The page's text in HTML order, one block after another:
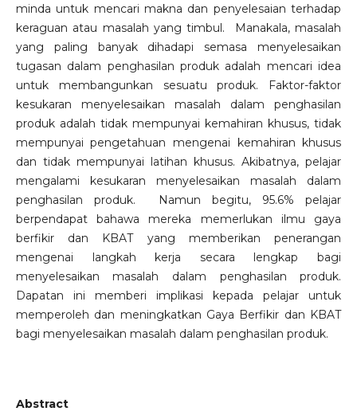
minda untuk mencari makna dan penyelesaian terhadap
keraguan atau masalah yang timbul. Manakala, masalah
yang paling banyak dihadapi semasa menyelesaikan
tugasan dalam penghasilan produk adalah mencari idea
untuk membangunkan sesuatu produk. Faktor-faktor
kesukaran menyelesaikan masalah dalam penghasilan
produk adalah tidak mempunyai kemahiran khusus, tidak
mempunyai pengetahuan mengenai kemahiran khusus
dan tidak mempunyai latihan khusus. Akibatnya, pelajar
mengalami kesukaran menyelesaikan masalah dalam
penghasilan produk. Namun begitu, 95.6% pelajar
berpendapat bahawa mereka memerlukan ilmu gaya
berfikir dan KBAT yang memberikan penerangan
mengenai langkah kerja secara lengkap bagi
menyelesaikan masalah dalam penghasilan produk.
Dapatan ini memberi implikasi kepada pelajar untuk
memperoleh dan meningkatkan Gaya Berfikir dan KBAT
bagi menyelesaikan masalah dalam penghasilan produk.
Abstract